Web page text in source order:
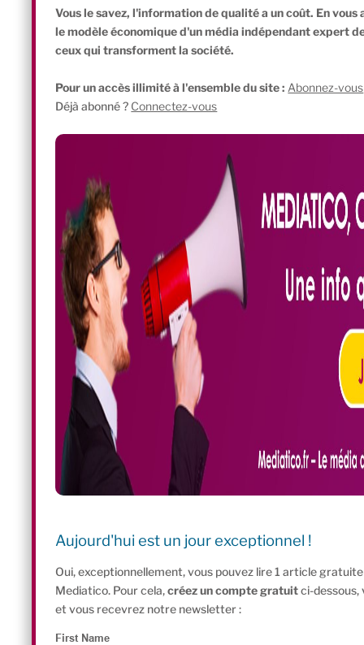
Vous le savez, l'information de qualité a un coût. En
le modèle économique d'un média indépendant expert
ceux qui transforment la société.
Pour un accès illimité à l'ensemble du site : Abonnez-vous
Déjà abonné ? Connectez-vous
Aujourd'hui est un jour exceptionnel !
Oui, exceptionnellement, vous pouvez lire 1 article
Mediatico. Pour cela,créez un compte gratuitci-dessous,
et vous recevrez notre newsletter :
First Name